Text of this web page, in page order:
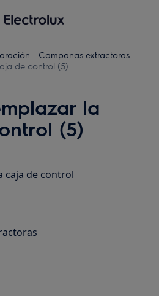
- Campanas extractoras
de control (5)
la
(5)
caja de control